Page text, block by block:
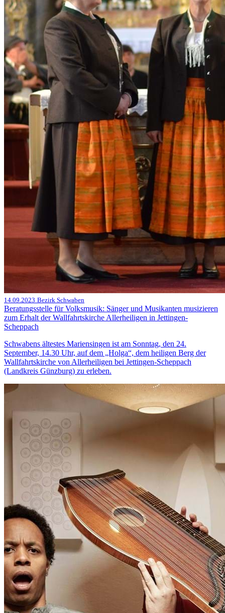
14.09.2023 Bezirk Schwaben
Beratungsstelle für Volksmusik: Sänger und Musikanten musizieren
zum Erhalt der Wallfahrtskirche Allerheiligen in Jettingen-
Scheppach
Schwabens ältestes Mariensingen ist am Sonntag, den 24.
September, 14.30 Uhr, auf dem „Holga“, dem heiligen Berg der
Wallfahrtskirche von Allerheiligen bei Jettingen-Scheppach
(Landkreis Günzburg) zu erleben.